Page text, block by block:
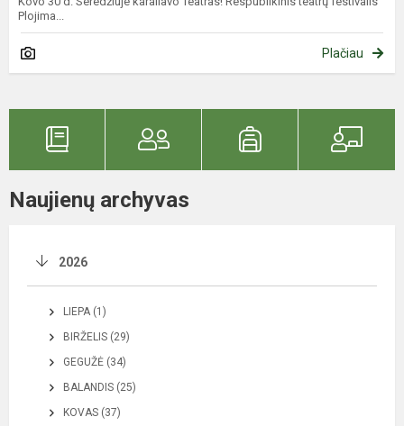
Plojima...
Plačiau
Naujienų archyvas
2026
LIEPA (1)
BIRŽELIS (29)
GEGUŽĖ (34)
BALANDIS (25)
KOVAS (37)